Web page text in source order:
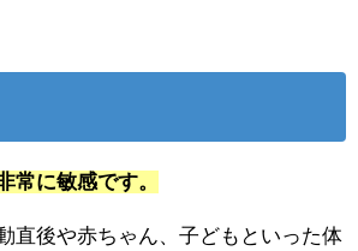
常に敏感です。
直後や赤ちゃん、子どもといった体